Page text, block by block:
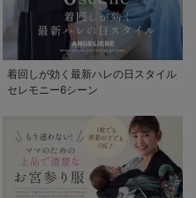
着回しが効く最新ハレの日スタイル
セレモニー6シーン